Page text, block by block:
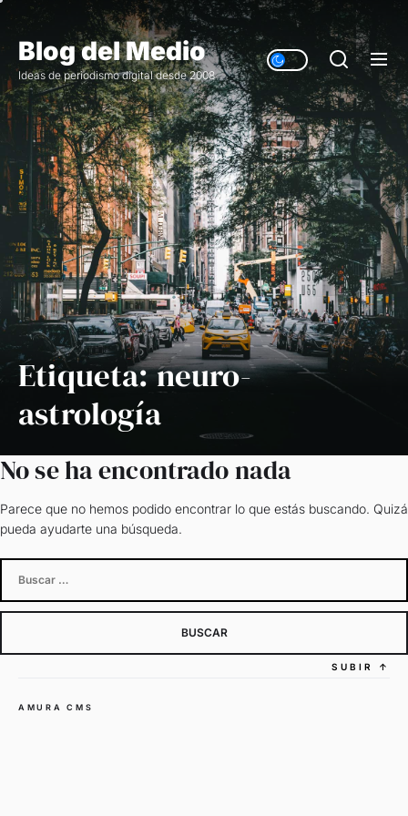
Saltar
al
contenido
Blog del Medio
Ideas de periodismo digital desde 2008
Etiqueta:neuro-
astrología
No se ha encontrado nada
Parece que no hemos podido encontrar lo que estás buscando. Quizá
pueda ayudarte una búsqueda.
SUBIR ↑
AMURA CMS